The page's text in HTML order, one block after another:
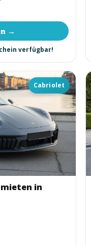
→
verfügbar!
Cabriolet
mieten in